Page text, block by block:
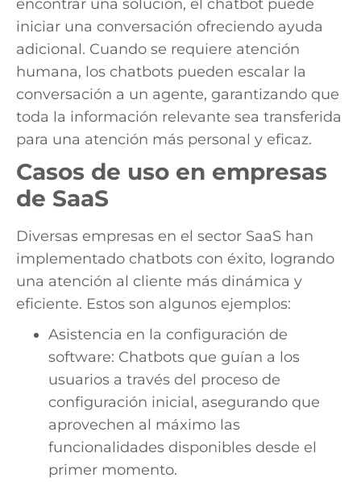
encontrar una solución, el chatbot puede
iniciar una conversación ofreciendo ayuda
adicional. Cuando se requiere atención
humana, los chatbots pueden escalar la
conversación a un agente, garantizando que
toda la información relevante sea transferida
para una atención más personal y eficaz.
Casos de uso en empresas
de SaaS
Diversas empresas en el sector SaaS han
implementado chatbots con éxito, logrando
una atención al cliente más dinámica y
eficiente. Estos son algunos ejemplos:
Asistencia en la configuración de
software: Chatbots que guían a los
usuarios a través del proceso de
configuración inicial, asegurando que
aprovechen al máximo las
funcionalidades disponibles desde el
primer momento.